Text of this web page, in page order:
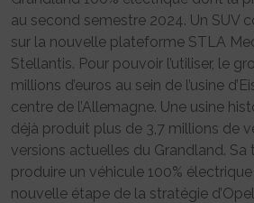
au second semestre 2024. Un SUV
sur la nouvelle plateforme STLA
Stellantis. Pour pouvoir l’utiliser, le
millions d’euros au sein de l’usine
centre de l’Allemagne. Une usine
déjà produit plus de 3,7 millions de
versions actuelles du Grandland.
produire un véhicule 100%
nouvelle étape de la stratégie